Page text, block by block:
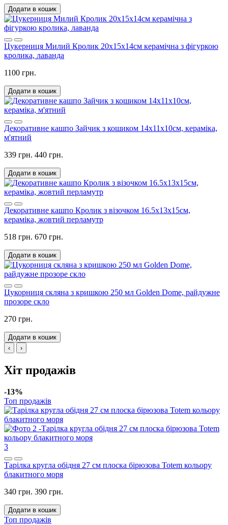
Додати в кошик
Цукерниця Милий Кролик 20х15х14см керамічна з фігуркою
кролика, лаванда
1100 грн.
Додати в кошик
Декоративне кашпо Зайчик з кошиком 14х11х10см, кераміка,
м'ятний
339 грн. 440 грн.
Додати в кошик
Декоративне кашпо Кролик з візочком 16.5х13х15см,
кераміка, жовтий перламутр
518 грн. 670 грн.
Додати в кошик
Цукорниця скляна з кришкою 250 мл Golden Dome, райдужне
прозоре скло
270 грн.
Додати в кошик
‹
›
Хіт продажів
-13%
Топ продажів
3
Тарілка кругла обідня 27 см плоска бірюзова Totem кольору
блакитного моря
340 грн. 390 грн.
Додати в кошик
Топ продажів